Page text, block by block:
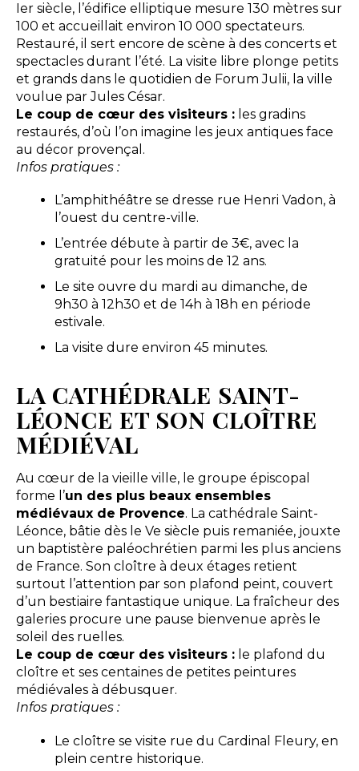
Ier siècle, l’édifice elliptique mesure 130 mètres sur
100 et accueillait environ 10 000 spectateurs.
Restauré, il sert encore de scène à des concerts et
spectacles durant l’été. La visite libre plonge petits
et grands dans le quotidien de Forum Julii, la ville
voulue par Jules César.
Le coup de cœur des visiteurs :les gradins
restaurés, d’où l’on imagine les jeux antiques face
au décor provençal.
Infos pratiques :
L’amphithéâtre se dresse rue Henri Vadon, à
l’ouest du centre-ville.
L’entrée débute à partir de 3€, avec la
gratuité pour les moins de 12 ans.
Le site ouvre du mardi au dimanche, de
9h30 à 12h30 et de 14h à 18h en période
estivale.
La visite dure environ 45 minutes.
LA CATHÉDRALE SAINT-
LÉONCE ET SON CLOÎTRE
MÉDIÉVAL
Au cœur de la vieille ville, le groupe épiscopal
forme l’un des plus beaux ensembles
médiévaux de Provence. La cathédrale Saint-
Léonce, bâtie dès le Ve siècle puis remaniée, jouxte
un baptistère paléochrétien parmi les plus anciens
de France. Son cloître à deux étages retient
surtout l’attention par son plafond peint, couvert
d’un bestiaire fantastique unique. La fraîcheur des
galeries procure une pause bienvenue après le
soleil des ruelles.
Le coup de cœur des visiteurs :le plafond du
cloître et ses centaines de petites peintures
médiévales à débusquer.
Infos pratiques :
Le cloître se visite rue du Cardinal Fleury, en
plein centre historique.